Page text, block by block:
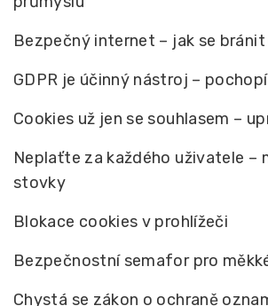
Bezpečný internet – jak se
GDPR je účinný nástroj –
Cookies už jen se souhlasem –
Neplaťte za každého uživatele –
stovky
Blokace cookies v prohlížeči
Bezpečnostní semafor pro
Chystá se zákon o ochraně